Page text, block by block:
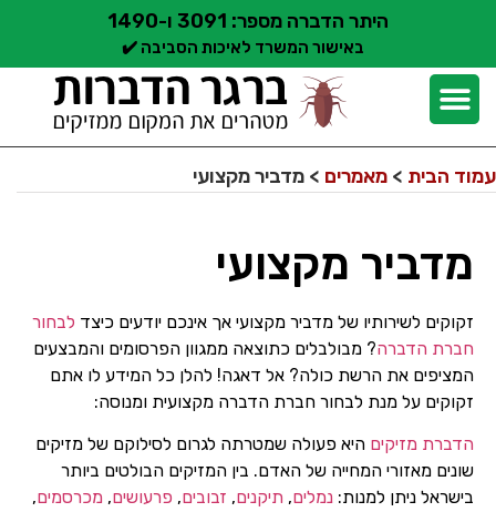
היתר הדברה מספר: 3091 ו-1490
באישור המשרד לאיכות הסביבה ✔️
עמוד הבית > מאמרים > מדביר מקצועי
מדביר מקצועי
זקוקים לשירותיו של מדביר מקצועי אך אינכם יודעים כיצד לבחור
חברת הדברה? מבולבלים כתוצאה ממגוון הפרסומים והמבצעים
המציפים את הרשת כולה? אל דאגה! להלן כל המידע לו אתם
זקוקים על מנת לבחור חברת הדברה מקצועית ומנוסה:
הדברת מזיקים היא פעולה שמטרתה לגרום לסילוקם של מזיקים
שונים מאזורי המחייה של האדם. בין המזיקים הבולטים ביותר
בישראל ניתן למנות: נמלים, תיקנים, זבובים, פרעושים, מכרסמים,